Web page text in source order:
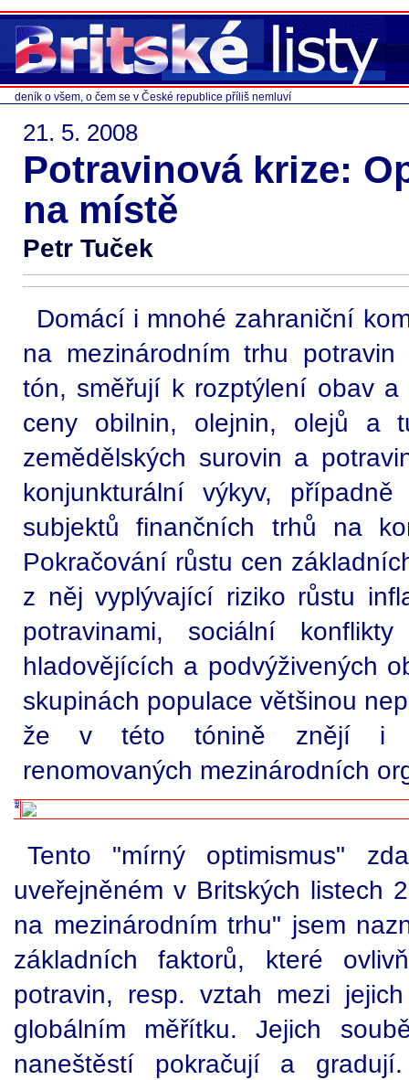
deník o všem, o čem se v České republice příliš nemluví
21. 5. 2008
Potravinová krize:
na místě
Petr Tuček
Domácí i mnohé zahraniční
na mezinárodním trhu
tón, směřují k rozptýlení obav
ceny obilnin, olejnin, olejů a
zemědělských surovin a
konjunkturální výkyv,
subjektů finančních trhů na
Pokračování růstu cen
z něj vyplývající riziko růstu
potravinami, sociální
hladovějících a podvýživených
skupinách populace většinou
že v této tónině znějí i
renomovaných mezinárodních
Tento "mírný optimismus"
uveřejněném v Britských listech
na mezinárodním trhu" jsem
základních faktorů, které
potravin, resp. vztah mezi
globálním měřítku. Jejich
naneštěstí pokračují a